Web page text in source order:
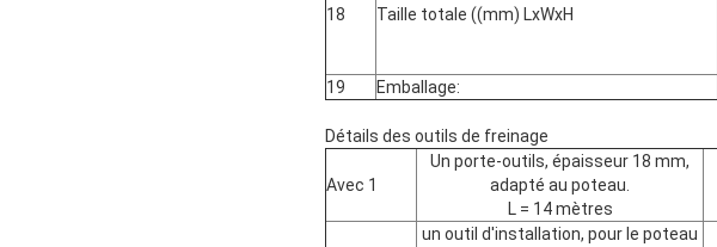
18 Taille totale ((mm) LxWxH
19
Emballage:
Détails des outils de freinage
Avec 1
Un porte-outils, épaisseur 18 mm,
adapté au poteau.
L = 14 mètres
un outil d'installation, pour le poteau